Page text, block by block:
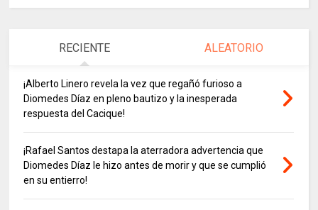
RECIENTE ALEATORIO
¡Alberto Linero revela la vez que regañó furioso a
Diomedes Díaz en pleno bautizo y la inesperada
respuesta del Cacique!
¡Rafael Santos destapa la aterradora advertencia que
Diomedes Díaz le hizo antes de morir y que se cumplió
en su entierro!